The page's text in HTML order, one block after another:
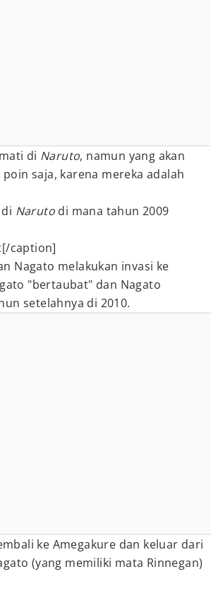
di Naruto, namun yang akan
saja, karena mereka adalah
Naruto di mana tahun 2009
caption]
Nagato melakukan invasi ke
"bertaubat" dan Nagato
setelahnya di 2010.
ke Amegakure dan keluar dari
(yang memiliki mata Rinnegan)